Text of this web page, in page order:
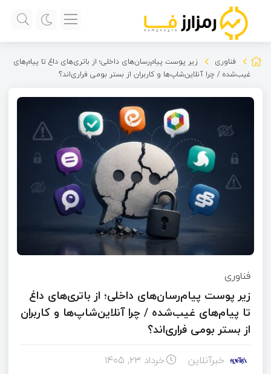
فناوری
زیر پوست پیام‌رسان‌های داخلی؛ از باتری‌های داغ تا پیام‌های
غیب‌شده / چرا آنلاین‌شاپ‌ها و کاربران از بستر بومی فراری‌اند؟
فناوری
زیر پوست پیام‌رسان‌های داخلی؛ از باتری‌های داغ
تا پیام‌های غیب‌شده / چرا آنلاین‌شاپ‌ها و کاربران
از بستر بومی فراری‌اند؟
خبرآنلاین خرداد ۲۳, ۱۴۰۵